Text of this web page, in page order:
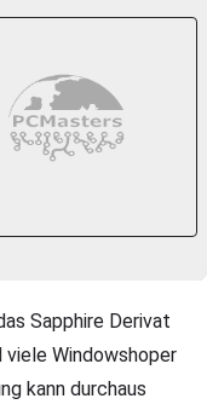
Sapphire Derivat
viele Windowshoper
kann durchaus